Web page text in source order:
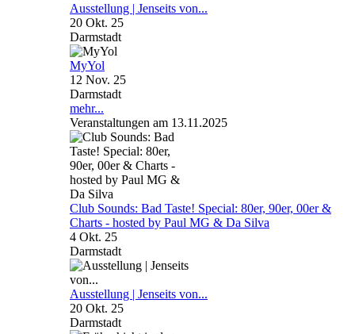
Ausstellung | Jenseits von...
20 Okt. 25
Darmstadt
MyYol
12 Nov. 25
Darmstadt
mehr...
Veranstaltungen am 13.11.2025
Club Sounds: Bad Taste! Special: 80er, 90er, 00er &
Charts - hosted by Paul MG & Da Silva
4 Okt. 25
Darmstadt
Ausstellung | Jenseits von...
20 Okt. 25
Darmstadt